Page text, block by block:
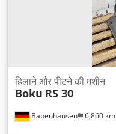
Babenhausen 6,860 km
हिलाने और पीटने की मशीन
Boku RS 30